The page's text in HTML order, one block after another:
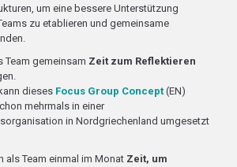
um eine bessere Unterstützung
zu etablieren und gemeinsame
Team gemeinsam Zeit zum Reflektieren
dieses Focus Group Concept (EN)
mehrmals in einer
in Nordgriechenland umgesetzt
als Team einmal im Monat Zeit, um